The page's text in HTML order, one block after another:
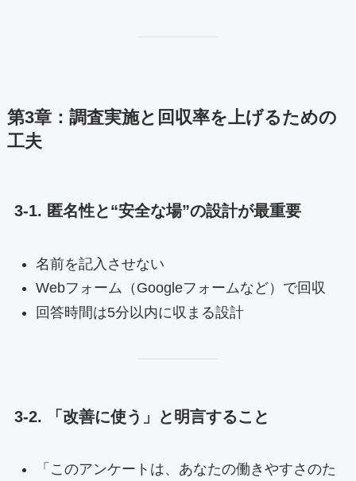
第3章：調査実施と回収率を上げるための
工夫
3-1. 匿名性と“安全な場”の設計が最重要
名前を記入させない
Webフォーム（Googleフォームなど）で回収
回答時間は5分以内に収まる設計
3-2. 「改善に使う」と明言すること
「このアンケートは、あなたの働きやすさのた